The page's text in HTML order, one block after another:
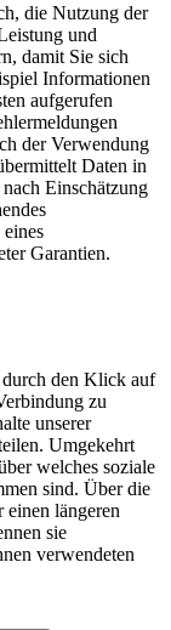
die Nutzung der
und
damit Sie sich
Informationen
aufgerufen
der Verwendung
Daten in
Einschätzung
Garantien.
durch den Klick auf
zu
unserer
Umgekehrt
welches soziale
sind. Über die
längeren
sie
verwendeten